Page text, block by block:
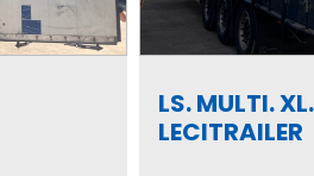
LS. MULTI. XL.
LECITRAILER